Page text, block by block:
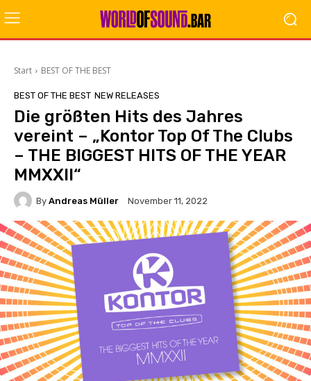
Start BEST OF THE BEST
BEST OF THE BEST NEW RELEASES
Die größten Hits des Jahres
vereint – „Kontor Top Of The Clubs
– THE BIGGEST HITS OF THE YEAR
MMXXII“
By Andreas Müller November 11, 2022